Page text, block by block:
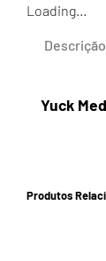
Loading...
Descrição
Yuck
Produtos